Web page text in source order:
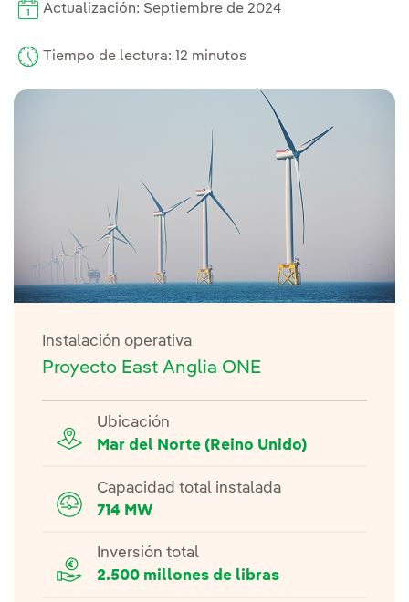
Actualización: Septiembre de 2024
Tiempo de lectura: 12 minutos
Instalación operativa
Proyecto East Anglia ONE
Ubicación
Mar del Norte (Reino Unido)
Capacidad total instalada
714 MW
Inversión total
2.500 millones de libras